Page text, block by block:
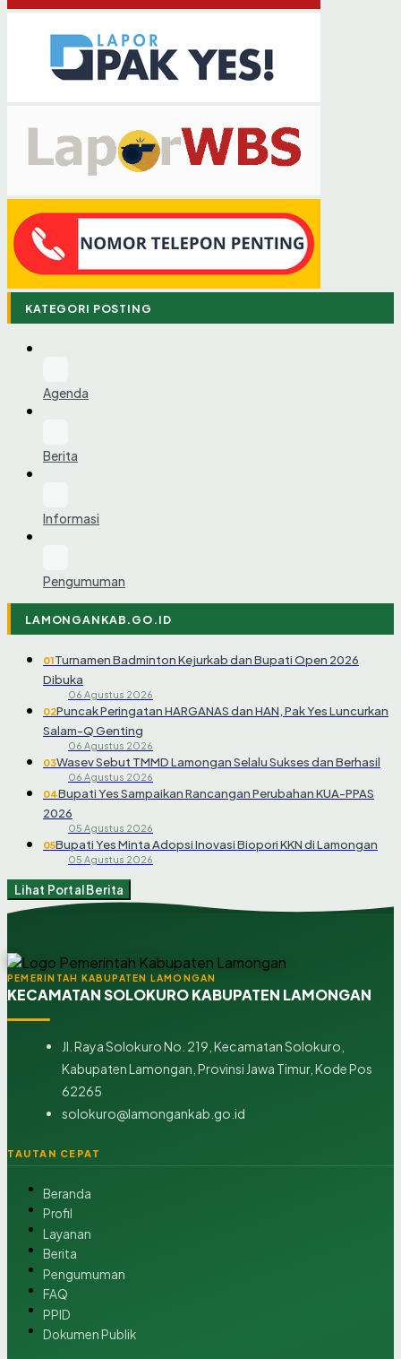
KATEGORI POSTING
Agenda
Berita
Informasi
Pengumuman
LAMONGANKAB.GO.ID
01Turnamen Badminton Kejurkab dan Bupati Open 2026
Dibuka
06 Agustus 2026
02Puncak Peringatan HARGANAS dan HAN, Pak Yes Luncurkan
Salam-Q Genting
06 Agustus 2026
03Wasev Sebut TMMD Lamongan Selalu Sukses dan Berhasil
06 Agustus 2026
04Bupati Yes Sampaikan Rancangan Perubahan KUA-PPAS
2026
05 Agustus 2026
05Bupati Yes Minta Adopsi Inovasi Biopori KKN di Lamongan
05 Agustus 2026
Lihat Portal Berita
PEMERINTAH KABUPATEN LAMONGAN
KECAMATAN SOLOKURO KABUPATEN LAMONGAN
Jl. Raya Solokuro No. 219, Kecamatan Solokuro,
Kabupaten Lamongan, Provinsi Jawa Timur, Kode Pos
62265
solokuro@lamongankab.go.id
TAUTAN CEPAT
Beranda
Profil
Layanan
Berita
Pengumuman
FAQ
PPID
Dokumen Publik